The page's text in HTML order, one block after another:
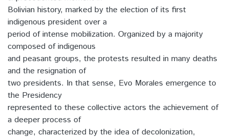
Bolivian history, marked by the election of its first
indigenous president over a
period of intense mobilization. Organized by a majority
composed of indigenous
and peasant groups, the protests resulted in many deaths
and the resignation of
two presidents. In that sense, Evo Morales emergence to
the Presidency
represented to these collective actors the achievement of
a deeper process of
change, characterized by the idea of decolonization,